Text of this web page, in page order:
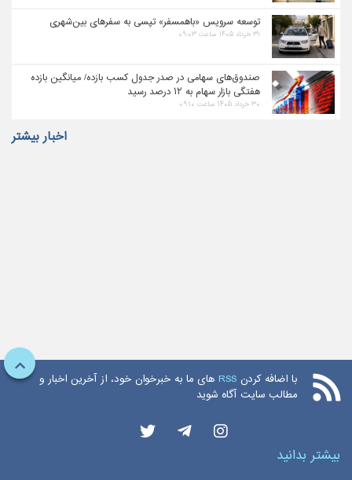
توسعه سرویس «باهمسفر» تپسی به سفرهای بین‌شهری
۳۱ خرداد ۱۴۰۵ ساعت ۰۹:۰۳
صندوق‌های سهامی در صدر جدول کسب بازده/ میانگین بازده
هفتگی بازار سهام به ۱۲ درصد رسید
۳۰ خرداد ۱۴۰۵ ساعت ۰۹:۱۰
اخبار بیشتر
با اضافه کردن RSS های ما به خبرخوان خود، از آخرین اخبار و
مطالب سایت آگاه شوید
بیشتر بدانید